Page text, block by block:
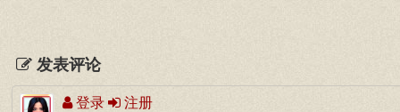
发表评论
登录 注册